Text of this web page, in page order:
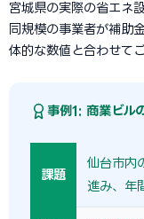
宮城県の実際の省エネ
同規模の事業者が補助
体的な数値と合わせて
事例1: 商業ビル
課題
仙台市内
進み、年